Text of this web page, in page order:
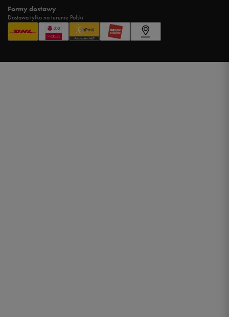
Formy dostawy
Dostawa tylko na terenie Polski